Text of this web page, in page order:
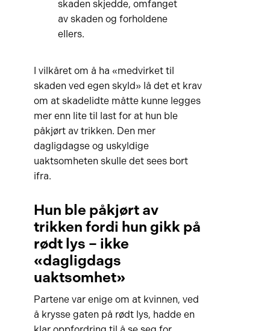
skaden skjedde, omfanget
av skaden og forholdene
ellers.
I vilkåret om å ha «medvirket til
skaden ved egen skyld» lå det et krav
om at skadelidte måtte kunne legges
mer enn lite til last for at hun ble
påkjørt av trikken. Den mer
dagligdagse og uskyldige
uaktsomheten skulle det sees bort
ifra.
Hun ble påkjørt av
trikken fordi hun gikk på
rødt lys – ikke
«dagligdags
uaktsomhet»
Partene var enige om at kvinnen, ved
å krysse gaten på rødt lys, hadde en